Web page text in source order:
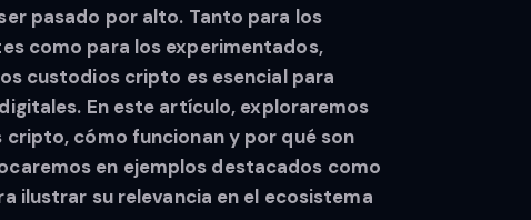
pasado por alto. Tanto para los
como para los experimentados,
custodios cripto es esencial para
En este artículo, exploraremos
cripto, cómo funcionan y por qué son
en ejemplos destacados como
ilustrar su relevancia en el ecosistema